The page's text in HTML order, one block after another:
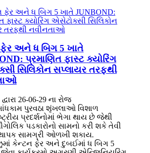
અને ધ બિગ 5 ખાતે
પ્રમાણિત ફાસ્ટ ક્યોરિંગ
સિલિકોન સપ્લાયર તરફથી
26-06-29 ના રોજ
પુરવઠા શૃંખલાઓ વિશાળ
પ્રદર્શનોમાં ભેગા થાય છે જેથી
પડકારોનો સામનો કરી શકે તેવી
સામગ્રી ઓળખી શકાય.
કેન્ટન ફેર અને દુબઈમાં ધ બિગ 5